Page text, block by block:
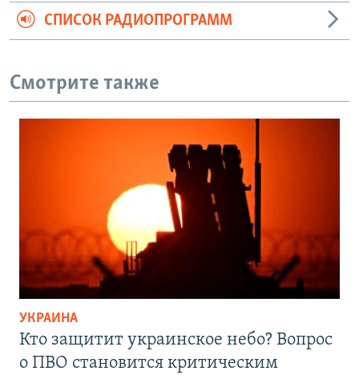
СПИСОК РАДИОПРОГРАММ
Смотрите также
УКРАИНА
Кто защитит украинское небо? Вопрос
о ПВО становится критическим